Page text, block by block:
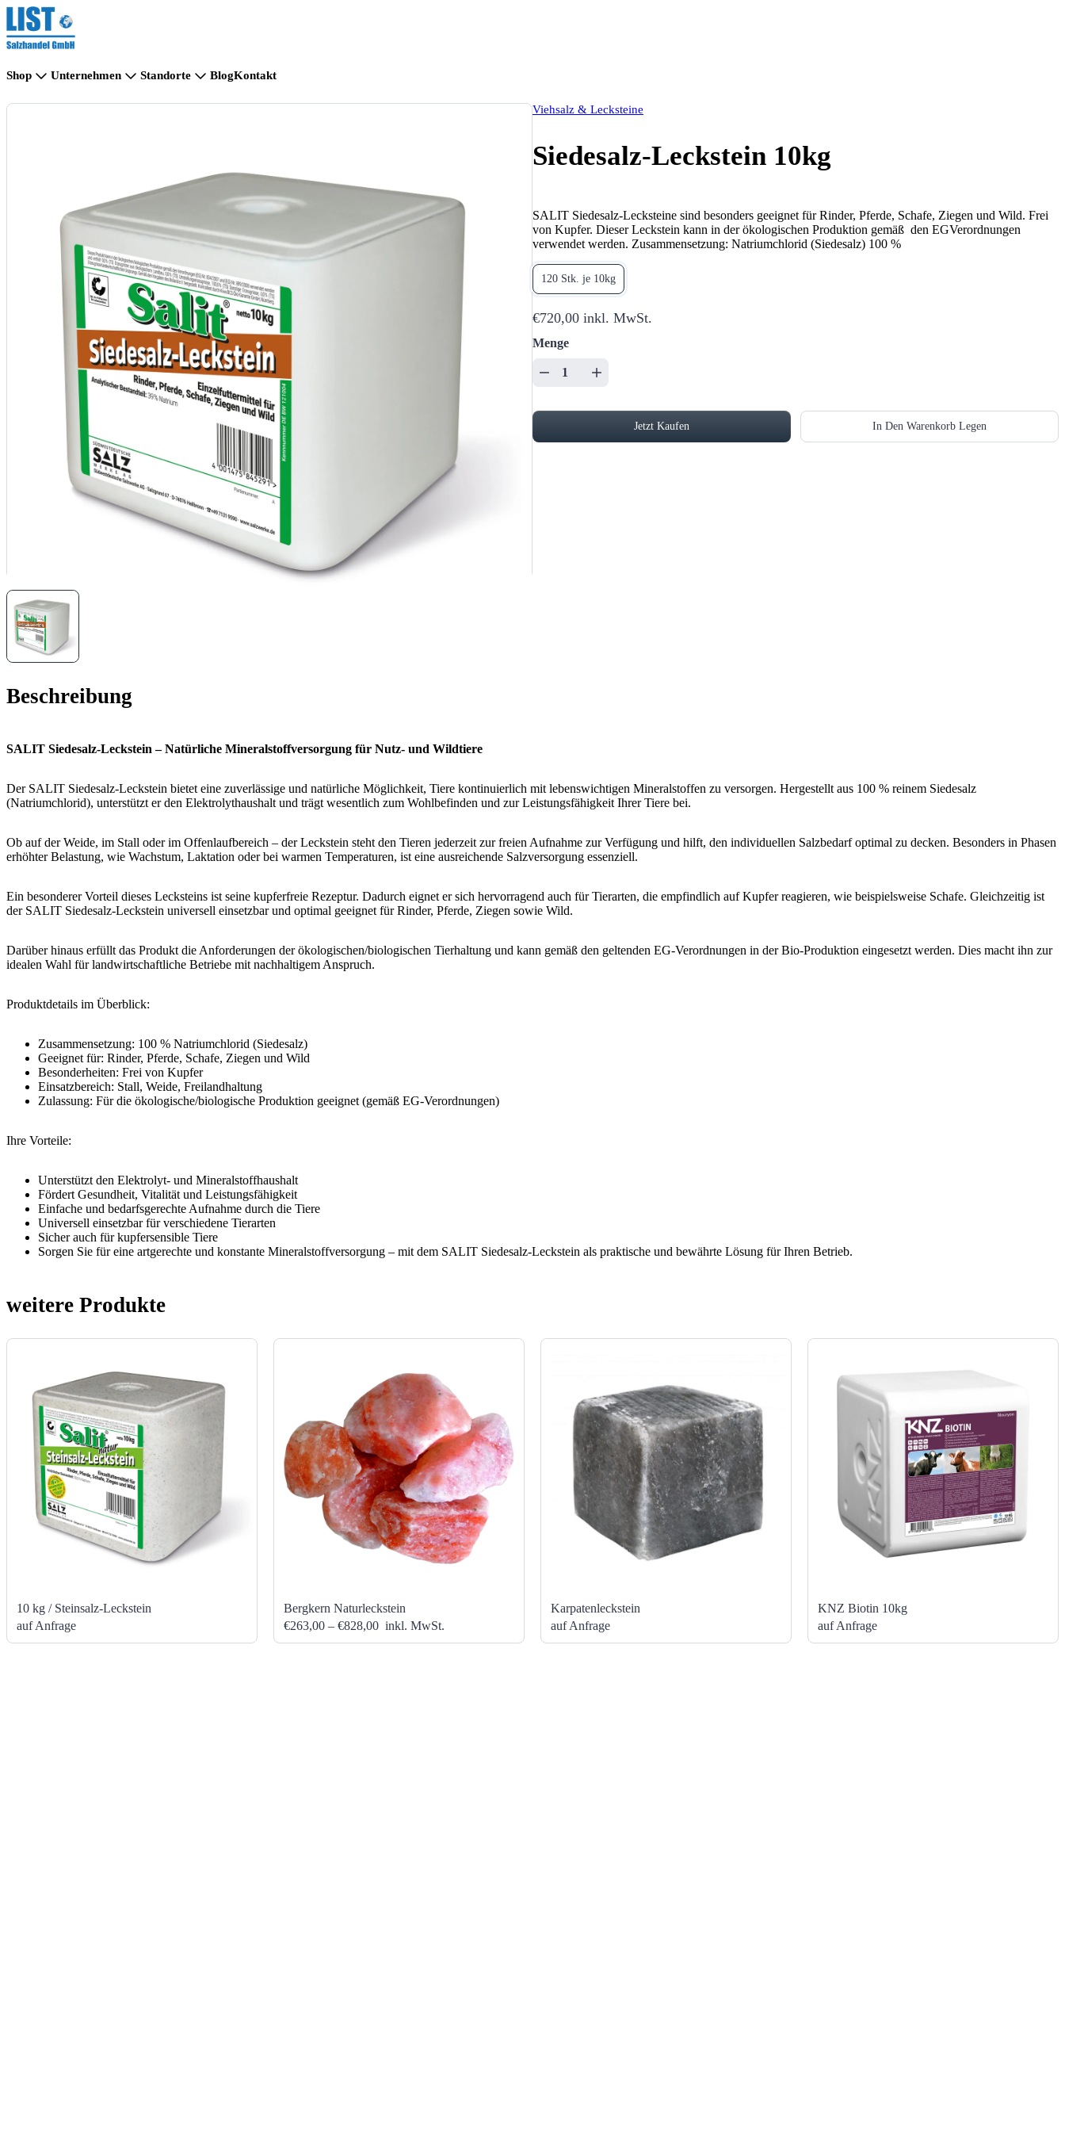
Shop Unternehmen Standorte BlogKontakt
Viehsalz & Lecksteine
Siedesalz-Leckstein 10kg
SALIT Siedesalz-Lecksteine sind besonders geeignet für Rinder, Pferde, Schafe, Ziegen und Wild. Frei
von Kupfer. Dieser Leckstein kann in der ökologischen Produktion gemäß den EGVerordnungen
verwendet werden. Zusammensetzung: Natriumchlorid (Siedesalz) 100 %
120 Stk. je 10kg
€720,00 inkl. MwSt.
Menge
Jetzt Kaufen In Den Warenkorb Legen
Beschreibung
SALIT Siedesalz-Leckstein – Natürliche Mineralstoffversorgung für Nutz- und Wildtiere
Der SALIT Siedesalz-Leckstein bietet eine zuverlässige und natürliche Möglichkeit, Tiere kontinuierlich mit lebenswichtigen Mineralstoffen zu versorgen. Hergestellt aus 100 % reinem Siedesalz
(Natriumchlorid), unterstützt er den Elektrolythaushalt und trägt wesentlich zum Wohlbefinden und zur Leistungsfähigkeit Ihrer Tiere bei.
Ob auf der Weide, im Stall oder im Offenlaufbereich – der Leckstein steht den Tieren jederzeit zur freien Aufnahme zur Verfügung und hilft, den individuellen Salzbedarf optimal zu decken. Besonders in Phasen
erhöhter Belastung, wie Wachstum, Laktation oder bei warmen Temperaturen, ist eine ausreichende Salzversorgung essenziell.
Ein besonderer Vorteil dieses Lecksteins ist seine kupferfreie Rezeptur. Dadurch eignet er sich hervorragend auch für Tierarten, die empfindlich auf Kupfer reagieren, wie beispielsweise Schafe. Gleichzeitig ist
der SALIT Siedesalz-Leckstein universell einsetzbar und optimal geeignet für Rinder, Pferde, Ziegen sowie Wild.
Darüber hinaus erfüllt das Produkt die Anforderungen der ökologischen/biologischen Tierhaltung und kann gemäß den geltenden EG-Verordnungen in der Bio-Produktion eingesetzt werden. Dies macht ihn zur
idealen Wahl für landwirtschaftliche Betriebe mit nachhaltigem Anspruch.
Produktdetails im Überblick:
Zusammensetzung: 100 % Natriumchlorid (Siedesalz)
Geeignet für: Rinder, Pferde, Schafe, Ziegen und Wild
Besonderheiten: Frei von Kupfer
Einsatzbereich: Stall, Weide, Freilandhaltung
Zulassung: Für die ökologische/biologische Produktion geeignet (gemäß EG-Verordnungen)
Ihre Vorteile:
Unterstützt den Elektrolyt- und Mineralstoffhaushalt
Fördert Gesundheit, Vitalität und Leistungsfähigkeit
Einfache und bedarfsgerechte Aufnahme durch die Tiere
Universell einsetzbar für verschiedene Tierarten
Sicher auch für kupfersensible Tiere
Sorgen Sie für eine artgerechte und konstante Mineralstoffversorgung – mit dem SALIT Siedesalz-Leckstein als praktische und bewährte Lösung für Ihren Betrieb.
weitere Produkte
10 kg / Steinsalz-Leckstein
auf Anfrage
Bergkern Naturleckstein
€263,00 – €828,00 inkl. MwSt.
Karpatenleckstein
auf Anfrage
KNZ Biotin 10kg
auf Anfrage